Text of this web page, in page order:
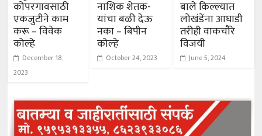
कोपरगावसाठी
एकजुटीने काम
करू – विवेक
कोल्हे
December 18,
2023
नाशिक शेतक-
यांचा बळी देऊ
नका – बिपीन
कोल्हे
October 24, 2023
बाले किल्ल्यात
लोखंडेंना आघाडी
तरीही वाकचौरे
विजयी
June 5, 2024